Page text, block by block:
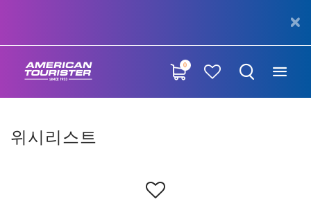
0
위시리스트